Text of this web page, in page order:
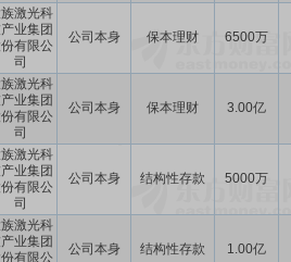
激光科
业集团
有限公
司
公司本身 保本理财 6500万
激光科
业集团
有限公
司
公司本身 保本理财 3.00亿
激光科
业集团
有限公
司
公司本身 结构性存款 5000万
激光科
业集团
有限公
公司本身 结构性存款 1.00亿